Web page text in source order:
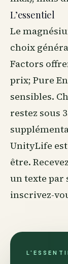
L’essentiel
Le
choix
Factors
prix; Pure
sensibles.
restez sous
UnityLife
être.
un texte par
inscrivez-